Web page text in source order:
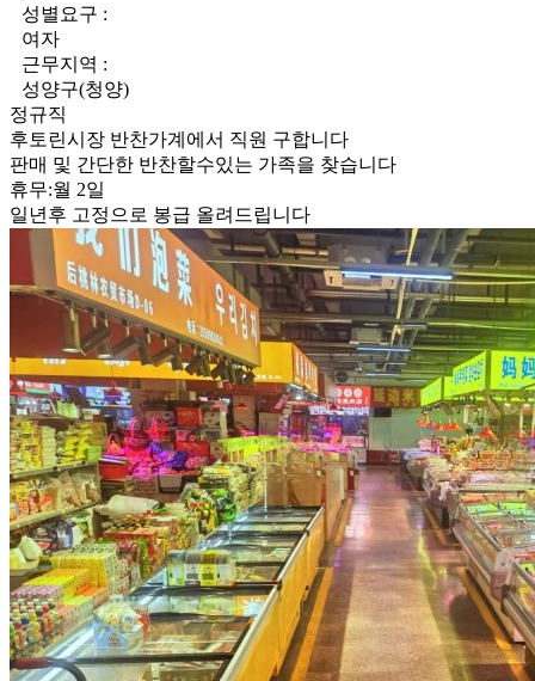
성별요구 :
여자
근무지역 :
성양구(청양)
정규직
후토린시장 반찬가계에서 직원 구합니다
판매 및 간단한 반찬할수있는 가족을 찾습니다
휴무:월 2일
일년후 고정으로 봉급 올려드립니다